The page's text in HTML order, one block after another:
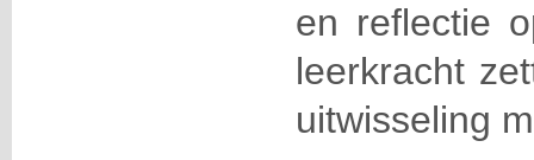
en reflectie
leerkracht
uitwisseling